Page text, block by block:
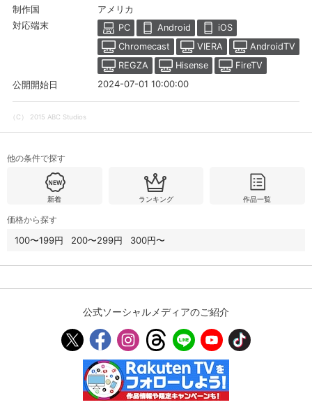
基本情報、本人連絡先、パスワード 、クレ
ジットカード情報の変更が可能です。
決済方法変更 決済方法の変更が可能です。
Myクーポン
現在獲得済みのお得なクーポンを確認でき
ます。
購入履歴
確認が可能です。こちらから視聴いただく
と便利です。
お気に入り
す。お気に入りに追加した作品の削除も可
サイト内の閲覧履歴を確認できます。履歴
の削除も可能です。
サイト内で表示される作品の表示制限が可
能です。5段階の年齢区分から選択できま
す。
制作国 アメリカ
対応端末 PC Android
iOS
Chromecast
VIERA
AndroidTV
REGZA
Hisense
FireTV
公開開始日
2024-07-01 10:00:00
（C） 2015 ABC Studios
他の条件で探す
新着 ランキング 作品一覧
価格から探す
100〜199円 200〜299円 300円〜
公式ソーシャルメディアのご紹介